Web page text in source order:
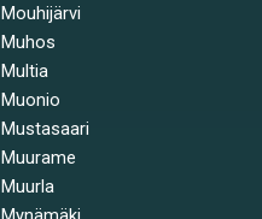
Mouhijärvi
Muhos
Multia
Muonio
Mustasaari
Muurame
Muurla